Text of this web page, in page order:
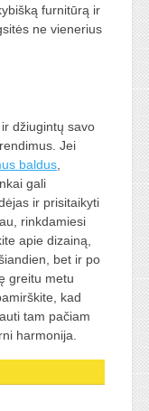
furnitūrą ir
ne vienerius
džiugintų savo
Jei
baldus,
gali
ir prisitaikyti
rinkdamiesi
apie dizainą,
bet ir po
greitu metu
kad
tam pačiam
harmonija.